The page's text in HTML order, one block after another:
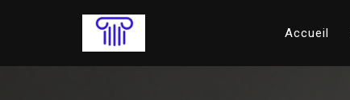
au
Accueil